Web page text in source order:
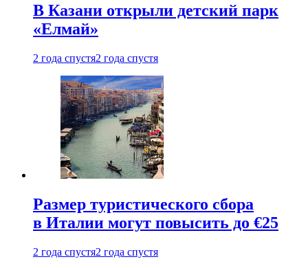
В Казани открыли детский парк
«Елмай»
2 года спустя2 года спустя
Размер туристического сбора
в Италии могут повысить до €25
2 года спустя2 года спустя